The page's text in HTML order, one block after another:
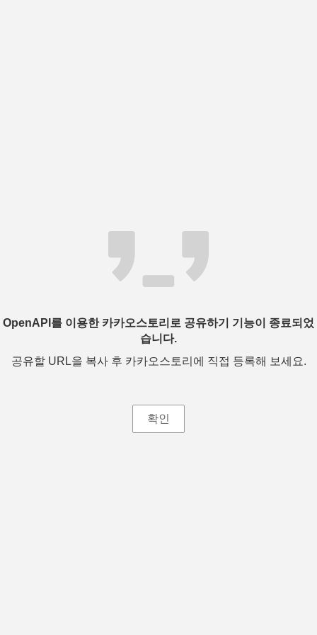
OpenAPI를 이용한 카카오스토리로 공유하기 기능이 종료되었
습니다.
공유할 URL을 복사 후 카카오스토리에 직접 등록해 보세요.
확인